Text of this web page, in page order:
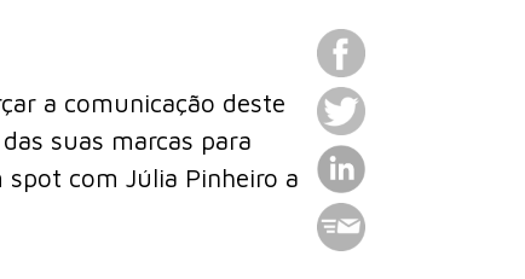
a comunicação deste
suas marcas para
com Júlia Pinheiro a